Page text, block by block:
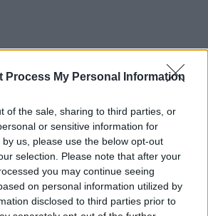
Process My Personal Information
of the sale, sharing to third parties, or
or sensitive information for
us, please use the below opt-out
selection. Please note that after your
you may continue seeing
on personal information utilized by
disclosed to third parties prior to